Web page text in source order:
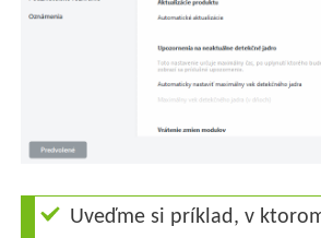
Uveďme si príklad, v